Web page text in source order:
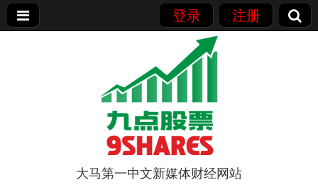
登录 注册
大马第一中文新媒体财经网站